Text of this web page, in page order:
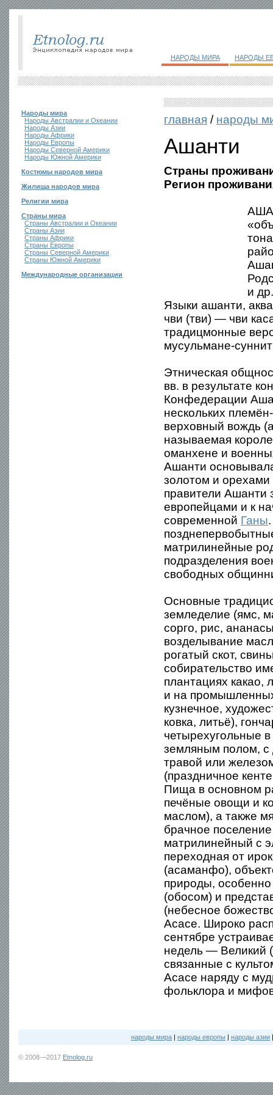
НАРОДЫ МИРА НАРОДЫ
Народы мира
Народы Австралии и Океании
Народы Азии
Народы Африки
Народы Европы
Народы Северной Америки
Народы Южной Америки
Костюмы народов мира
Жилища народов мира
Религии мира
Страны мира
Страны Австралии и Океании
Страны Азии
Страны Африки
Страны Европы
Страны Северной Америки
Страны Южной Америки
Международные организации
главная / народы
Ашанти
Страны
Регион
и
Языки ашанти,
чви (тви) — чви
традицмонные
мусульмане-
Этническая
вв. в результате
Конфедерации
нескольких
верховный вождь
называемая
оманхене и
Ашанти
золотом и
правители Ашанти
европейцами и к
современной Ганы
матрилинейные
подразделения
свободных
Основные
земледелие (ямс,
сорго, рис,
возделывание
рогатый скот,
собирательство
плантациях
и на
кузнечное,
ковка, литьё),
четырехугольные
земляным полом, с
травой или
(праздничное
Пища в основном
печёные овощи и
маслом), а также
брачное
матрилинейный с
переходная от
(асаманфо),
природы,
(обосом) и
(небесное
Асасе. Широко
сентябре
недель — Великий
связанные с
Асасе наряду с
фольклора и
народы мира | народы европы | народы азии
© 2008—2017 Etnolog.ru